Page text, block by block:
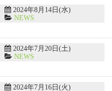
2024年8月14日(水)
NEWS
2024年7月20日(土)
NEWS
2024年7月16日(火)